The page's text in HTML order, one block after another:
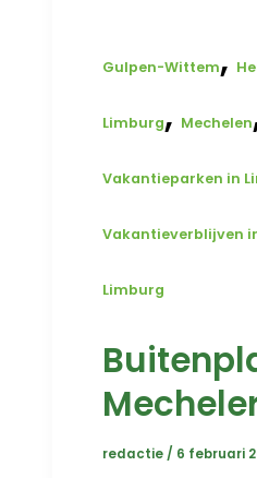
Gulpen-Wittem,
Limburg, Mechelen
Vakantieparken in
Vakantieverblijven
Limburg
redactie/ 6 februari